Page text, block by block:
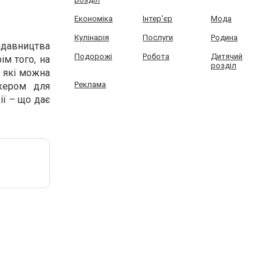
того, на
які можна
для
– що дає
Економіка Інтер'єр Мода
Кулінарія Послуги Родина
Подорожі Робота
Дитячий
розділ
Реклама